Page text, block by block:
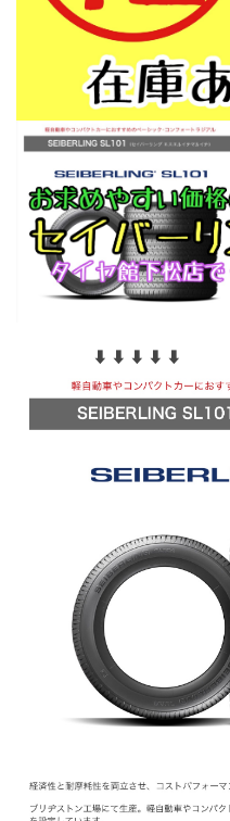
⬇︎ ⬇︎ ⬇︎ ⬇︎ ⬇︎